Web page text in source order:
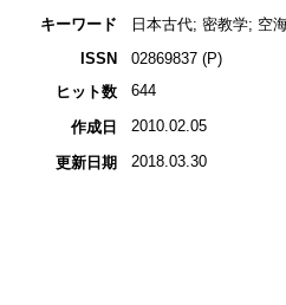
キーワード
日本古代; 密教学; 空
ISSN
02869837 (P)
ヒット数
644
作成日 2010.02.05
更新日期 2018.03.30